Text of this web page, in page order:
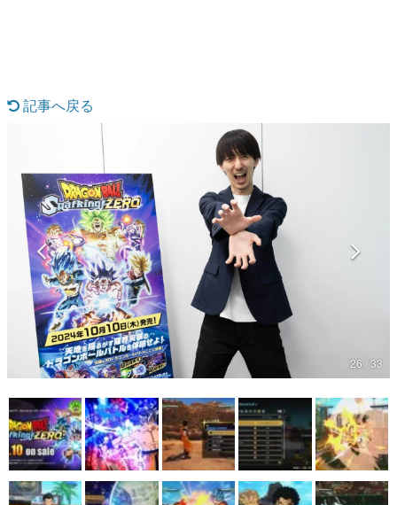
具体的な形から解き明かしていく、硬派で骨太な評論連載
です。
ゲームが変えた日本語
「経験値」「裏技」「ラスボス」… ゲームにまつわる言葉
の起源や用法の変遷を、コンピューター文化史研究家・タ
イニーP氏が徹底調査。
カテゴリ
特集記事
マンガ
女性向け
アプリレビュー
その他
電ファミニコゲーマーとは？
記事へ戻る
26 / 33